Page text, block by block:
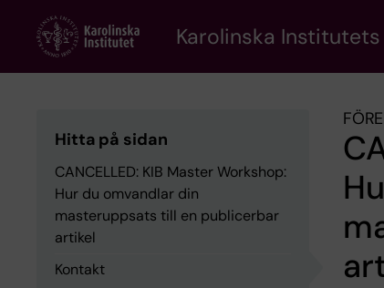
content
Karolinska
Hitta på sidan
CANCELLED: KIB Master Workshop:
Hur du omvandlar din
masteruppsats till en publicerbar
artikel
Kontakt